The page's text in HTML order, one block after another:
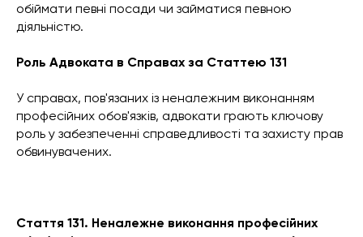
обіймати певні посади чи займатися певною
діяльністю.
Роль Адвоката в Справах за Статтею 131
У справах, пов'язаних із неналежним виконанням
професійних обов'язків, адвокати грають ключову
роль у забезпеченні справедливості та захисту прав
обвинувачених.
Стаття 131. Неналежне виконання професійних